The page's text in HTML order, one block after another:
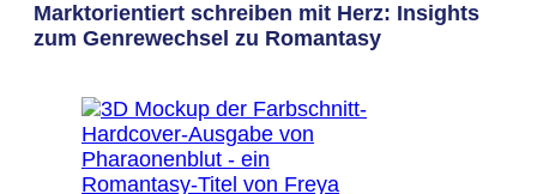
Marktorientiert schreiben mit Herz: Insights
zum Genrewechsel zu Romantasy